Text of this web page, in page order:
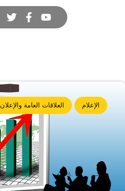
الإعلام العلاقات العامة والإعلان